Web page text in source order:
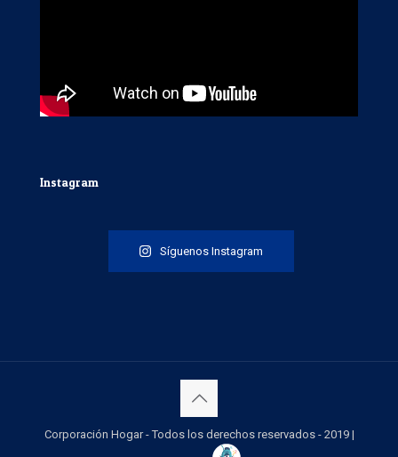
Instagram
Síguenos Instagram
Corporación Hogar - Todos los derechos reservados - 2019 |